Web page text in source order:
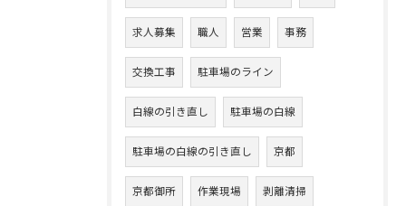
求人募集 職人 営業 事務
交換工事 駐車場のライン
白線の引き直し 駐車場の白線
駐車場の白線の引き直し 京都
京都御所 作業現場 剥離清掃